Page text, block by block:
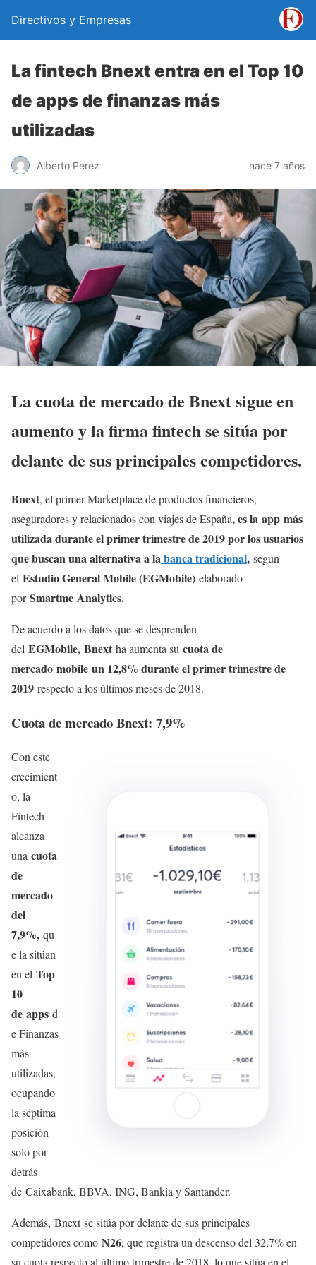
Directivos y Empresas
La fintech Bnext entra en el Top 10
de apps de finanzas más
utilizadas
Alberto Perez hace 7 años
La cuota de mercado de Bnext sigue en
aumento y la firma fintech se sitúa por
delante de sus principales competidores.
Bnext, el primer Marketplace de productos financieros,
aseguradores y relacionados con viajes de España, es la app más
utilizada durante el primer trimestre de 2019 por los usuarios
que buscan una alternativa a labanca tradicional, según
el Estudio General Mobile (EGMobile) elaborado
porSmartme Analytics.
De acuerdo a los datos que se desprenden
del EGMobile, Bnext ha aumenta su cuota de
mercado mobile un 12,8% durante el primer trimestre de
2019 respecto a los últimos meses de 2018.
Cuota de mercado Bnext: 7,9%
Con este
crecimient
o, la
Fintech
alcanza
una cuota
de
mercado
del
7,9%, qu
e la sitúan
en el Top
10
de apps d
e Finanzas
más
utilizadas,
ocupando
la séptima
posición
solo por
detrás
de Caixabank, BBVA, ING, Bankia y Santander.
Además, Bnext se sitúa por delante de sus principales
competidores como N26, que registra un descenso del 32,7% en